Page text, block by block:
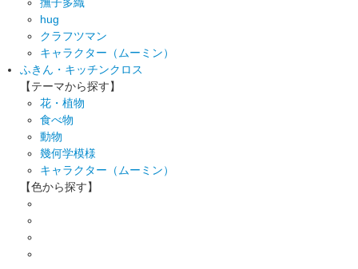
hug
クラフツマン
キャラクター（ムーミン）
ふきん・キッチンクロス
【テーマから探す】
花・植物
食べ物
動物
幾何学模様
キャラクター（ムーミン）
【色から探す】